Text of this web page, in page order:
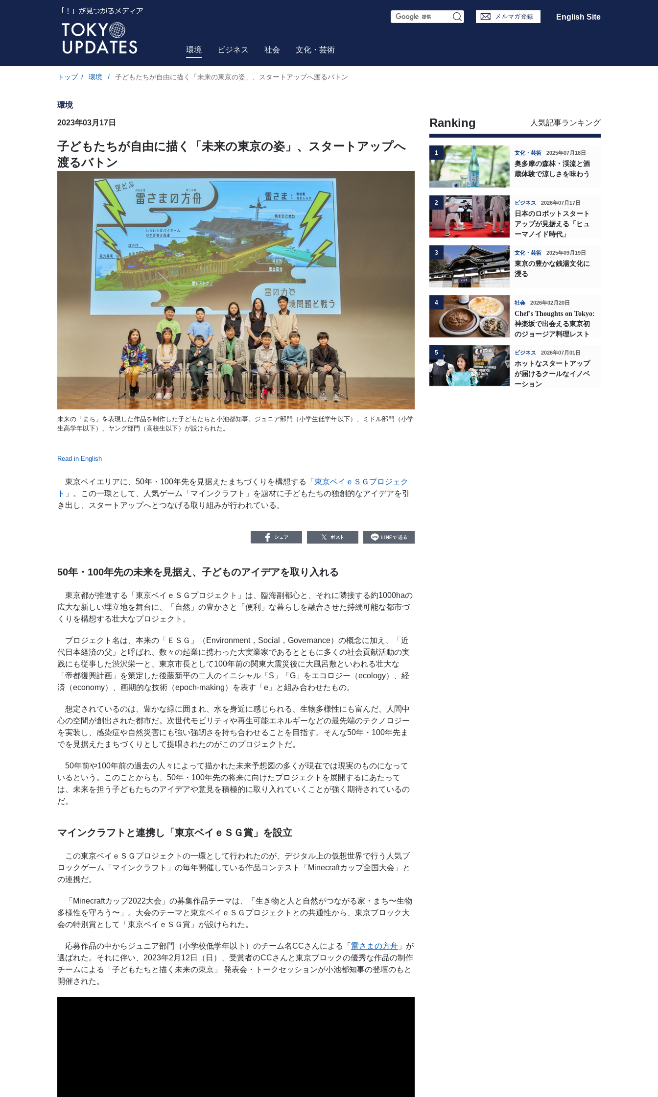
S
r
English Site
環境 ビジネス 社会 文化・芸術
トップ / 環境 / 子どもたちが自由に描く「未来の東京の姿」、スタートアップへ渡るバトン
環境
2023年03月17日
子どもたちが自由に描く「未来の東京の姿」、スタートアップへ
渡るバトン
未来の「まち」を表現した作品を制作した子どもたちと小池都知事。ジュニア部門（小学生低学年以下）、ミドル部門（小学
生高学年以下）、ヤング部門（高校生以下）が設けられた。
Read in English
東京ベイエリアに、50年・100年先を見据えたまちづくりを構想する「 東京ベイｅＳＧプロジェク
ト 」。この一環として、人気ゲーム「マインクラフト」を題材に子どもたちの独創的なアイデアを引
き出し、スタートアップへとつなげる取り組みが行われている。
50年・100年先の未来を見据え、子どものアイデアを取り入れる
東京都が推進する「東京ベイｅＳＧプロジェクト」は、臨海副都心と、それに隣接する約1000haの
広大な新しい埋立地を舞台に、「自然」の豊かさと「便利」な暮らしを融合させた持続可能な都市づ
くりを構想する壮大なプロジェクト。
プロジェクト名は、本来の「ＥＳＧ」（ Environment， Social ， Governance）の概念に加え、「近
代日本経済の父」と呼ばれ、数々の起業に携わった大実業家であるとともに多くの社会貢献活動の実
践にも従事した渋沢栄一と、東京市長として100年前の関東大震災後に大風呂敷といわれる壮大な
「帝都復興計画」を策定した後藤新平の二人のイニシャル「 S 」「 G 」をエコロジー（ecology）、経
済（economy）、画期的な技術（epoch-making）を表す「 e 」と組み合わせたもの。
想定されているのは、豊かな緑に囲まれ、水を身近に感じられる、生物多様性にも富んだ、人間中
心の空間が創出された都市だ。次世代モビリティや再生可能エネルギーなどの最先端のテクノロジー
を実装し、感染症や自然災害にも強い強靭さを持ち合わせることを目指す。そんな50年・ 100年先ま
でを見据えたまちづくりとして提唱されたのがこのプロジェクトだ。
50年前や100年前の過去の人々によって描かれた未来予想図の多くが現在では現実のものになって
いるという。このことからも、 50年・ 100年先の将来に向けたプロジェクトを展開するにあたって
は、未来を担う子どもたちのアイデアや意見を積極的に取り入れていくことが強く期待されているの
だ。
マインクラフトと連携し「東京ベイｅＳＧ賞」を設立
この東京ベイｅＳＧプロジェクトの一環として行われたのが、デジタル上の仮想世界で行う人気ブ
ロックゲーム「マインクラフト」の毎年開催している作品コンテスト「 Minecraftカップ全国大会」と
の連携だ。
「 Minecraftカップ2022大会」の募集作品テーマは、「生き物と人と自然がつながる家・まち〜生物
多様性を守ろう〜」。大会のテーマと東京ベイｅＳＧプロジェクトとの共通性から、東京ブロック大
会の特別賞として「東京ベイｅＳＧ賞」が設けられた。
応募作品の中からジュニア部門（小学校低学年以下）のチーム名CCさんによる「 雷さまの方舟 」が
選ばれた。それに伴い、 2023年2 月 12 日（日）、受賞者のCCさんと東京ブロックの優秀な作品の制作
チームによる「子どもたちと描く未来の東京」 発表会・トークセッションが小池都知事の登壇のもと
開催された。
Ranking 人気記事ランキング
1 文化・芸術 2025年07月18日
奥多摩の森林・渓流と酒
蔵体験で涼しさを味わう
2 ビジネス 2026年07月17日
日本のロボットスタート
アップが見据える「ヒュ
ーマノイド時代」
3 文化・芸術 2025年09月19日
東京の豊かな銭湯文化に
浸る
4 社会 2026年02月20日
Chef's Thoughts on Tokyo:
神楽坂で出会える東京初
のジョージア料理レスト
5 ビジネス 2026年07月01日
ホットなスタートアップ
が届けるクールなイノベ
ーション